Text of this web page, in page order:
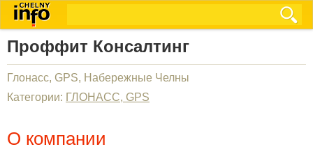
Проффит Консалтинг
Глонасс, GPS, Набережные Челны
Категории: ГЛОНАСС, GPS
О компании